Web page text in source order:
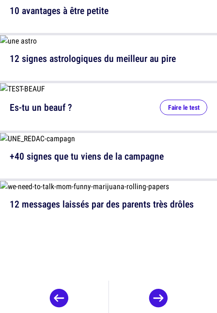
10 avantages à être petite
12 signes astrologiques du meilleur au pire
12 messages laissés par des parents très drôles
Es-tu un beauf ? Faire le test
+40 signes que tu viens de la campagne